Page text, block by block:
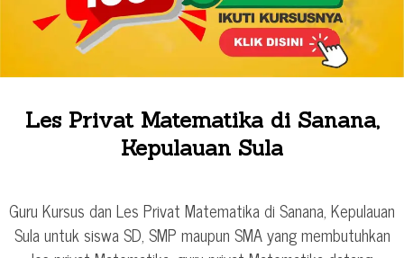
Les Privat Matematika di Sanana,
Kepulauan Sula
Guru Kursus dan Les Privat Matematika di Sanana, Kepulauan
Sula untuk siswa SD, SMP maupun SMA yang membutuhkan